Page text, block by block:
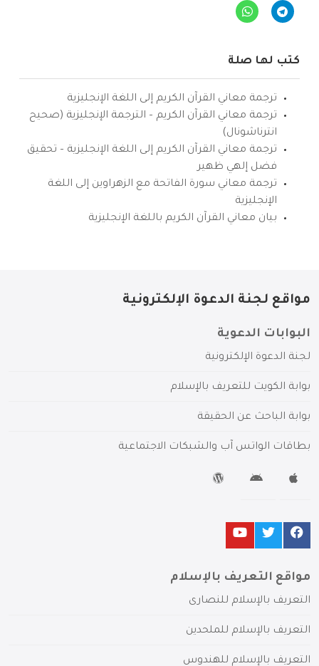
كتب لها صلة
ترجمة معاني القرآن الكريم إلى اللغة الإنجليزية
ترجمة معاني القرآن الكريم – الترجمة الإنجليزية (صحيح
انترناشونال)
ترجمة معاني القرآن الكريم إلى اللغة الإنجليزية – تحقيق
فضل إلهي ظهير
ترجمة معاني سورة الفاتحة مع الزهراوين إلى اللغة
الإنجليزية
بيان معاني القرآن الكريم باللغة الإنجليزية
مواقع لجنة الدعوة الإلكترونية
البوابات الدعوية
لجنة الدعوة الإلكترونية
بوابة الكويت للتعريف بالإسلام
بوابة الباحث عن الحقيقة
بطاقات الواتس آب والشبكات الاجتماعية
مواقع التعريف بالإسلام
التعريف بالإسلام للنصارى
التعريف بالإسلام للملحدين
التعريف بالإسلام للهندوس